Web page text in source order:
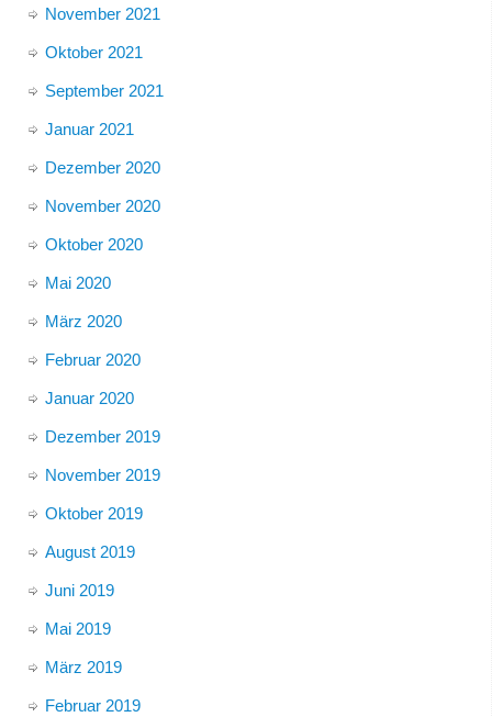
November 2021
Oktober 2021
September 2021
Januar 2021
Dezember 2020
November 2020
Oktober 2020
Mai 2020
März 2020
Februar 2020
Januar 2020
Dezember 2019
November 2019
Oktober 2019
August 2019
Juni 2019
Mai 2019
März 2019
Februar 2019